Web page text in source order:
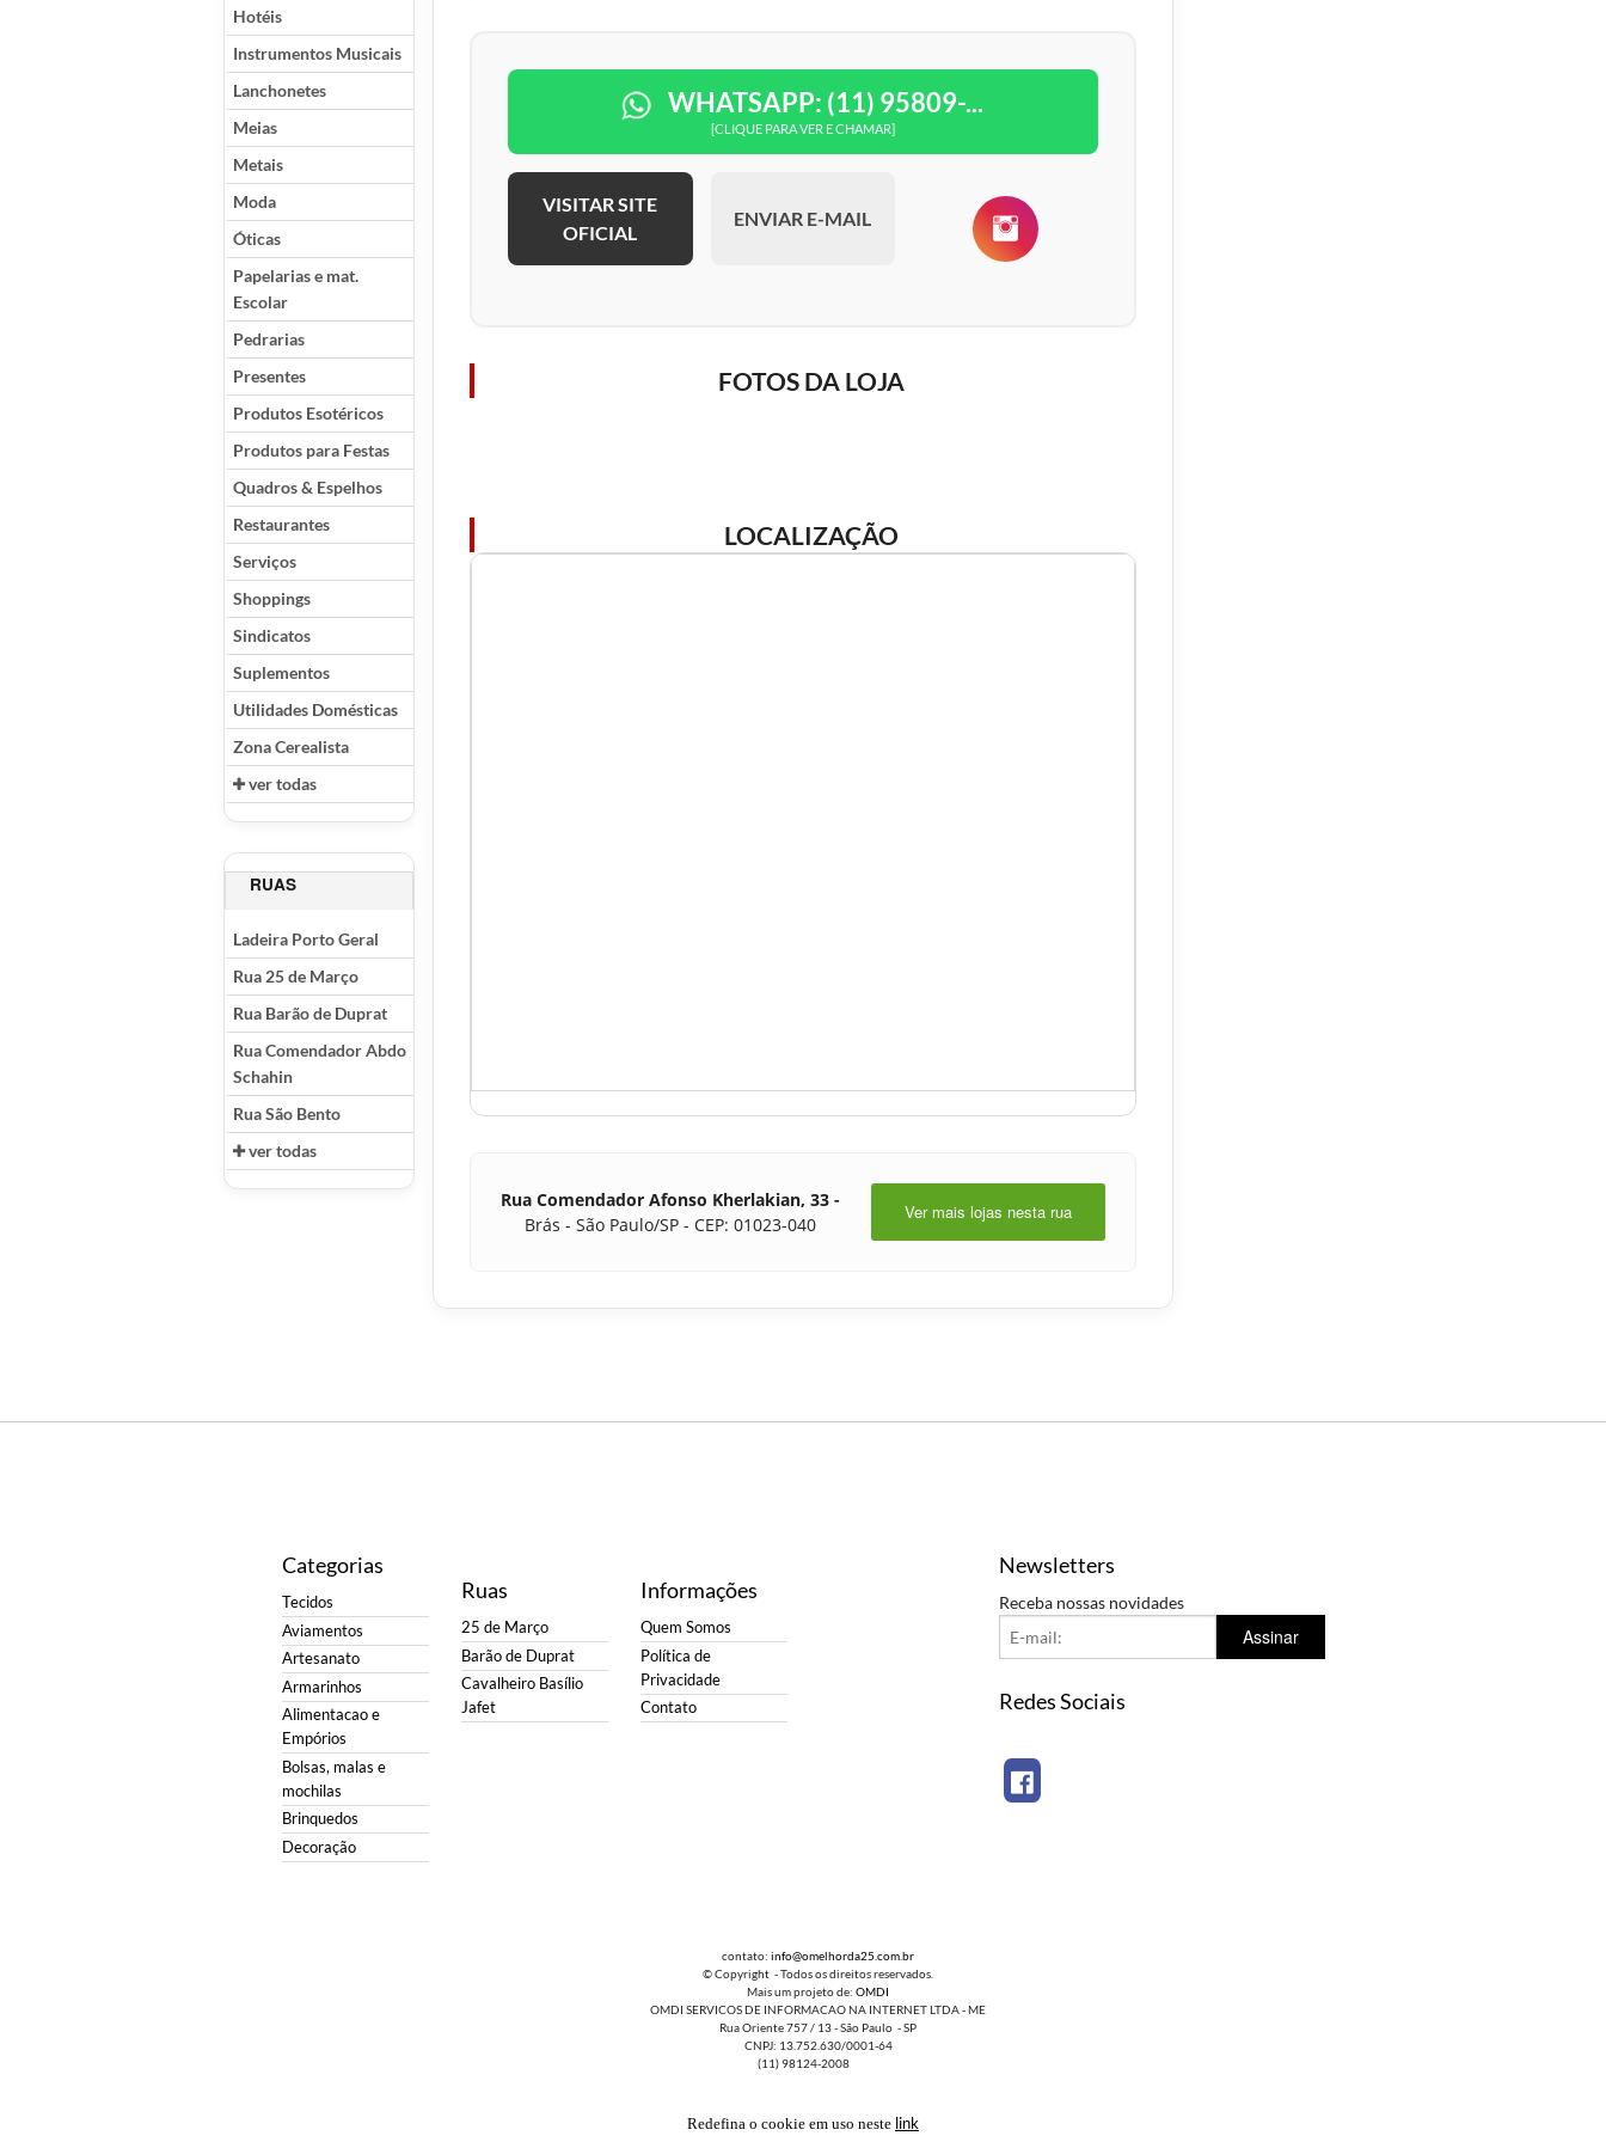
Hotéis
Instrumentos Musicais
Lanchonetes
Meias
Metais
Moda
Óticas
Papelarias e mat.
Escolar
Pedrarias
Presentes
Produtos Esotéricos
Produtos para Festas
Quadros & Espelhos
Restaurantes
Serviços
Shoppings
Sindicatos
Suplementos
Utilidades Domésticas
Zona Cerealista
ver todas
RUAS
Ladeira Porto Geral
Rua 25 de Março
Rua Barão de Duprat
Rua Comendador Abdo
Schahin
Rua São Bento
ver todas
WHATSAPP: (11) 95809-...
[CLIQUE PARA VER E CHAMAR]
VISITAR SITE
OFICIAL
ENVIAR E-MAIL
FOTOS DA LOJA
LOCALIZAÇÃO
Rua Comendador Afonso Kherlakian, 33 -
Brás - São Paulo/SP - CEP: 01023-040
Ver mais lojas nesta rua
Categorias
Tecidos
Aviamentos
Artesanato
Armarinhos
Alimentacao e
Empórios
Bolsas, malas e
mochilas
Brinquedos
Decoração
Ruas
25 de Março
Barão de Duprat
Cavalheiro Basílio
Jafet
Informações
Quem Somos
Política de
Privacidade
Contato
Newsletters
Receba nossas novidades
Assinar
Redes Sociais
contato: info@omelhorda25.com.br
© Copyright - Todos os direitos reservados.
Mais um projeto de: OMDI
OMDI SERVICOS DE INFORMACAO NA INTERNET LTDA - ME
Rua Oriente 757 / 13 - São Paulo - SP
CNPJ: 13.752.630/0001-64
(11) 98124-2008
Redefina o cookie em uso neste link